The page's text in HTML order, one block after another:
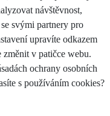
návštěvnost,
svými partnery pro
upravíte odkazem
v patičce webu.
ochrany osobních
s používáním cookies?